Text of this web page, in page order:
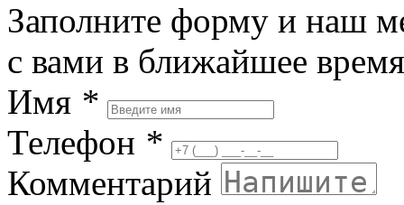
Заполните форму и наш
с вами в ближайшее время
Имя *
Телефон *
Комментарий